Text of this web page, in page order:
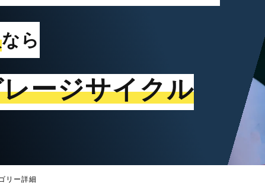
なら
ージサイクル
リー詳細